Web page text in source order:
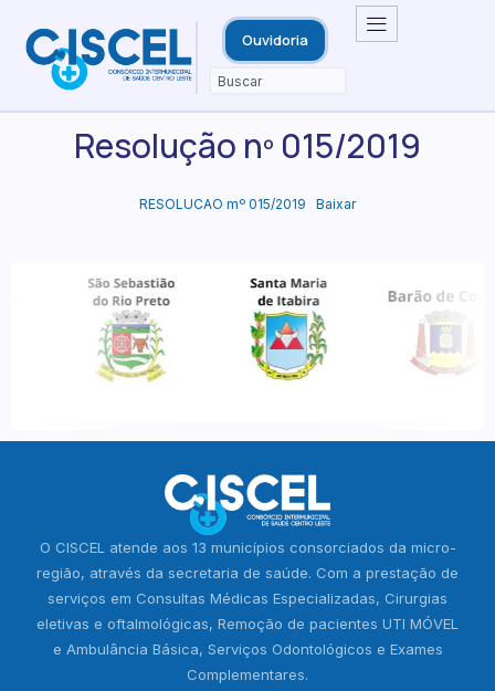
Ouvidoria
Resolução nº 015/2019
RESOLUCAO mº 015/2019 Baixar
O CISCEL atende aos 13 municípios consorciados da micro-
região, através da secretaria de saúde. Com a prestação de
serviços em Consultas Médicas Especializadas, Cirurgias
eletivas e oftalmológicas, Remoção de pacientes UTI MÓVEL
e Ambulância Básica, Serviços Odontológicos e Exames
Complementares.